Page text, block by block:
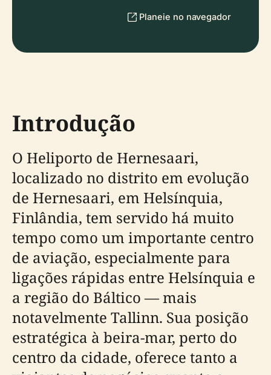
Planeie no navegador
Introdução
O Heliporto de Hernesaari,
localizado no distrito em evolução
de Hernesaari, em Helsínquia,
Finlândia, tem servido há muito
tempo como um importante centro
de aviação, especialmente para
ligações rápidas entre Helsínquia e
a região do Báltico — mais
notavelmente Tallinn. Sua posição
estratégica à beira-mar, perto do
centro da cidade, oferece tanto a